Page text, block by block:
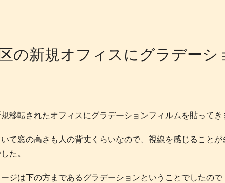
の新規オフィスにグラデーシ
移転されたオフィスにグラデーションフィルムを貼ってき
て窓の高さも人の背丈くらいなので、視線を感じること
た。
ジは下の方まであるグラデーションということでしたので